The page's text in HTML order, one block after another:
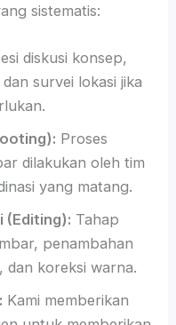
sistematis:
diskusi konsep,
survei lokasi jika
Proses
dilakukan oleh tim
yang matang.
(Editing): Tahap
penambahan
dan koreksi warna.
Kami memberikan